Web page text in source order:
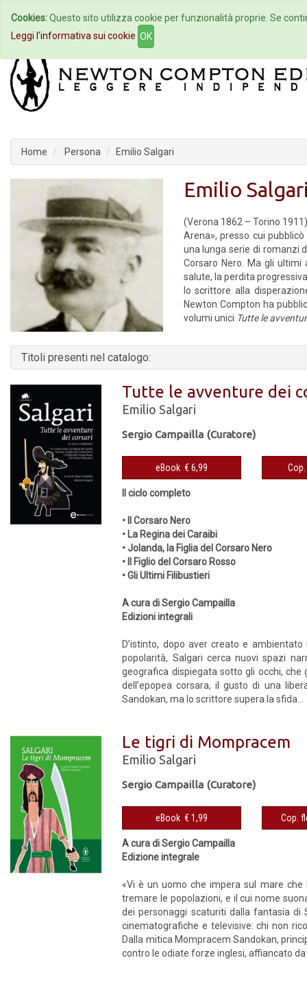
Home Autori Eventi
Home Persona Emilio Salgari
Emilio
(Verona 1862 – Torino
Arena», presso cui
una lunga serie di romanzi
Corsaro Nero. Ma gli
salute, la perdita
lo scrittore alla
Newton Compton ha
volumi unici Tutte le
Titoli presenti nel catalogo:
Tutte le avventure dei
Emilio Salgari
Sergio Campailla (Curatore)
eBook € 6,99
Il ciclo completo
• Il Corsaro Nero
• La Regina dei Caraibi
• Jolanda, la Figlia del Corsaro Nero
• Il Figlio del Corsaro Rosso
• Gli Ultimi Filibustieri
A cura di Sergio Campailla
Edizioni integrali
D’istinto, dopo aver creato e
popolarità, Salgari cerca nuovi spazi
geografica dispiegata sotto gli occhi,
dell’epopea corsara, il gusto di una
Sandokan, ma lo scrittore supera la sfida...
Le tigri di Mompracem
Emilio Salgari
Sergio Campailla (Curatore)
eBook € 1,99
A cura di Sergio Campailla
Edizione integrale
«Vi è un uomo che impera sul mare
tremare le popolazioni, e il cui nome
dei personaggi scaturiti dalla fantasia di
cinematografiche e televisive: chi non
Dalla mitica Mompracem Sandokan,
contro le odiate forze inglesi, affiancato
Cookies:Questo sito utilizza cookie per funzionalità proprie. Se
Leggi l'informativa sui cookie OK